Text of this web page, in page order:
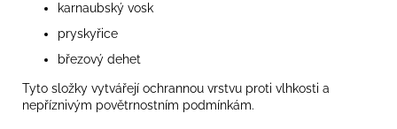
karnaubský vosk
pryskyřice
březový dehet
Tyto složky vytvářejí ochrannou vrstvu proti vlhkosti a
nepříznivým povětrnostním podmínkám.